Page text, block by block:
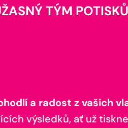
TÝM POTISKŮ
a radost z vašich
výsledků, ať už